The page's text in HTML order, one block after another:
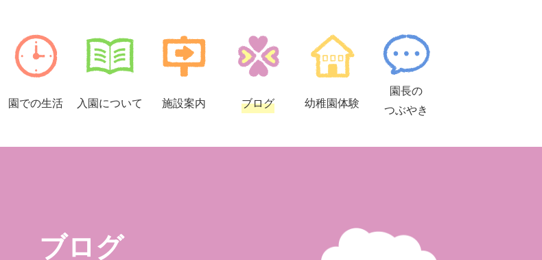
園での生活 入園について 施設案内 ブログ 幼稚園体験
園長の
つぶやき
ブログ